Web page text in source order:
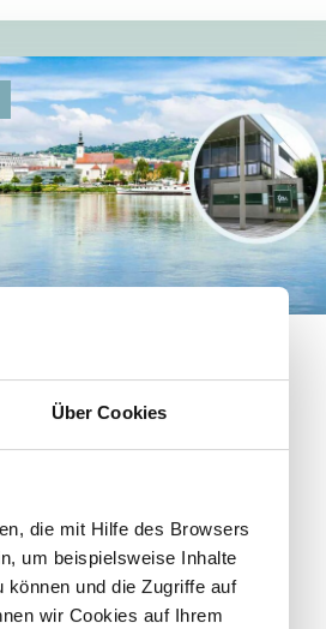
Über Cookies
die mit Hilfe des Browsers
um beispielsweise Inhalte
können und die Zugriffe auf
wir Cookies auf Ihrem
linz@tpa-group.at
5 9975 4030
- Do
08:00 - 17:00
08:00 - 12:00